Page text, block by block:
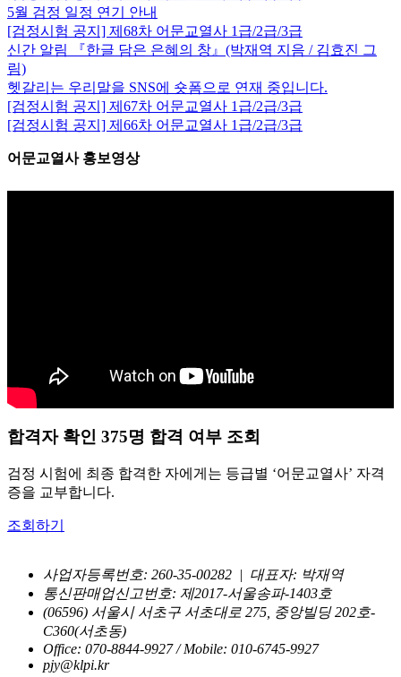
5월 검정 일정 연기 안내
[검정시험 공지] 제68차 어문교열사 1급/2급/3급
신간 알림 『한글 담은 은혜의 창』(박재역 지음 / 김효진 그
림)
헷갈리는 우리말을 SNS에 숏폼으로 연재 중입니다.
[검정시험 공지] 제67차 어문교열사 1급/2급/3급
[검정시험 공지] 제66차 어문교열사 1급/2급/3급
어문교열사 홍보영상
합격자 확인 375명 합격 여부 조회
검정 시험에 최종 합격한 자에게는 등급별 ‘어문교열사’ 자격
증을 교부합니다.
조회하기
사업자등록번호: 260-35-00282 | 대표자: 박재역
통신판매업신고번호: 제2017-서울송파-1403호
(06596) 서울시 서초구 서초대로 275, 중앙빌딩 202호-
C360(서초동)
Office: 070-8844-9927 / Mobile: 010-6745-9927
pjy@klpi.kr